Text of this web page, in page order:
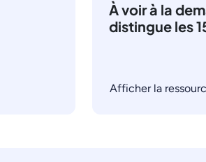
À voir à la
distingue les
Afficher la